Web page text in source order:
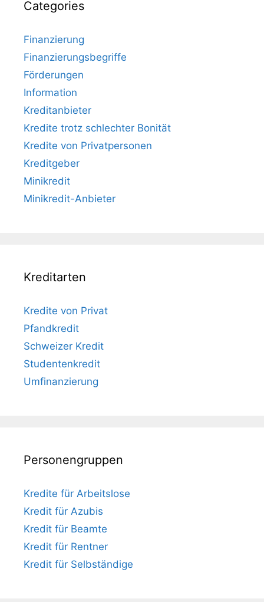
Categories
Finanzierung
Finanzierungsbegriffe
Förderungen
Information
Kreditanbieter
Kredite trotz schlechter Bonität
Kredite von Privatpersonen
Kreditgeber
Minikredit
Minikredit-Anbieter
Kreditarten
Kredite von Privat
Pfandkredit
Schweizer Kredit
Studentenkredit
Umfinanzierung
Personengruppen
Kredite für Arbeitslose
Kredit für Azubis
Kredit für Beamte
Kredit für Rentner
Kredit für Selbständige